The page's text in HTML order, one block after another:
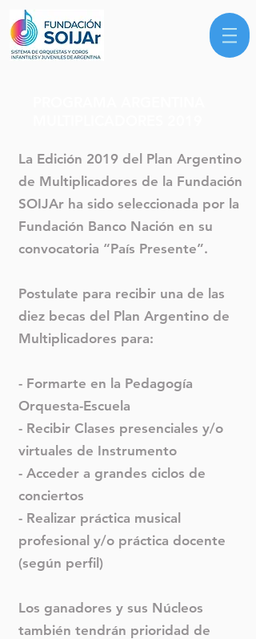
La Edición 2019 del Plan Argentino
de Multiplicadores de la Fundación
SOIJAr ha sido seleccionada por la
Fundación Banco Nación en su
convocatoria “País Presente”.
Postulate para recibir una de las
diez becas del Plan Argentino de
Multiplicadores para:
- Formarte en la Pedagogía
Orquesta-Escuela
- Recibir Clases presenciales y/o
virtuales de Instrumento
- Acceder a grandes ciclos de
conciertos
- Realizar práctica musical
profesional y/o práctica docente
(según perfil)
Los ganadores y sus Núcleos
también tendrán prioridad de